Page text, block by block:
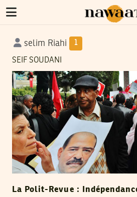
selim Riahi 1
SEIF SOUDANI
La Polit-Revue :